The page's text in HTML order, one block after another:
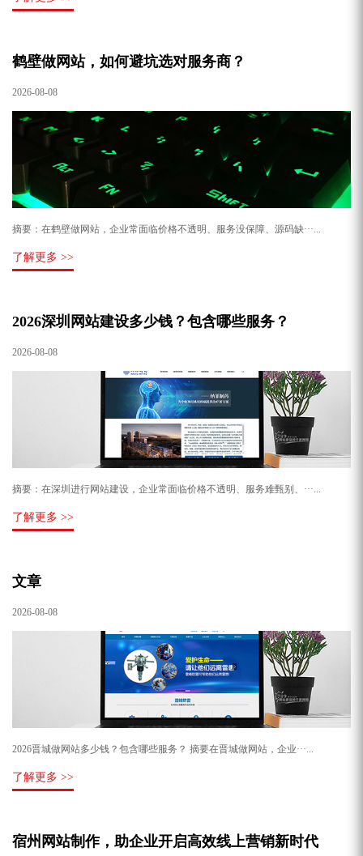
鹤壁做网站，如何避坑选对服务商？
2026-08-08
摘要：在鹤壁做网站，企业常面临价格不透明、服务没保障、源码缺···...
了解更多 >>
2026深圳网站建设多少钱？包含哪些服务？
2026-08-08
摘要：在深圳进行网站建设，企业常面临价格不透明、服务难甄别、···...
了解更多 >>
文章
2026-08-08
2026晋城做网站多少钱？包含哪些服务？ 摘要在晋城做网站，企业···...
了解更多 >>
宿州网站制作，助企业开启高效线上营销新时代